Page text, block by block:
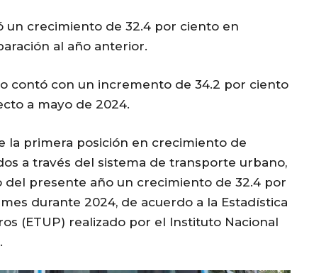
un crecimiento de 32.4 por ciento en
al año anterior.
contó con un incremento de 34.2 por ciento
a mayo de 2024.
la primera posición en crecimiento de
a través del sistema de transporte urbano,
del presente año un crecimiento de 32.4 por
durante 2024, de acuerdo a la Estadística
(ETUP) realizado por el Instituto Nacional